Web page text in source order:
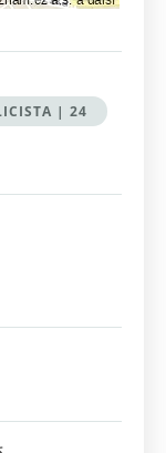
| 24